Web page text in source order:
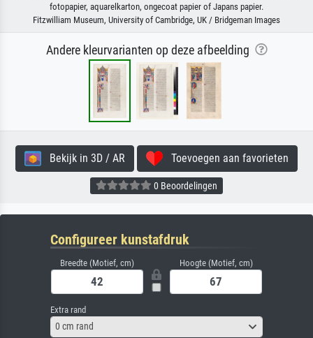
fotopapier, aquarelkarton, ongecoat papier of Japans papier.
Fitzwilliam Museum, University of Cambridge, UK / Bridgeman Images
Andere kleurvarianten op deze afbeelding
Bekijk in 3D / AR Toevoegen aan favorieten
0 Beoordelingen
Configureer kunstafdruk
Breedte (Motief, cm) Hoogte (Motief, cm)
Extra rand
0 cm rand